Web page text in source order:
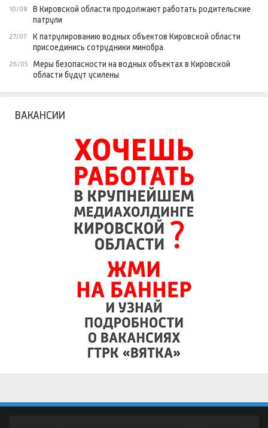
10/08
В Кировской области продолжают работать родительские
патрули
27/07
К патрулированию водных объектов Кировской области
присоединись сотрудники минобра
26/05
Меры безопасности на водных объектах в Кировской
области будут усилены
ВАКАНСИИ